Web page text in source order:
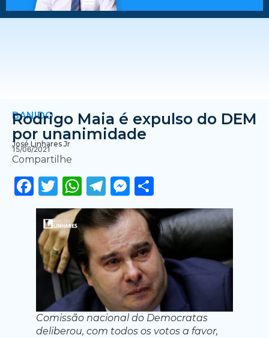
BANIDO
Rodrigo Maia é expulso do DEM
por unanimidade
José Linhares Jr
15/06/2021
Compartilhe
Facebook
Twitter
WhatsApp
Telegram
Messenger
Comissão nacional do Democratas
deliberou, com todos os votos a favor,